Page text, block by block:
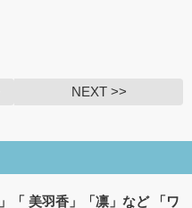
NEXT >>
」「 美羽香」「凛」など 「ワ